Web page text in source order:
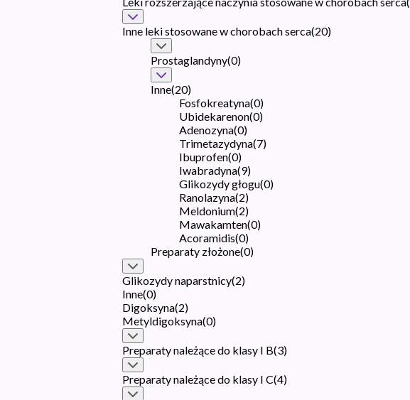
Inne leki stosowane w chorobach serca(20)
Prostaglandyny(0)
Inne(20)
Fosfokreatyna(0)
Ubidekarenon(0)
Adenozyna(0)
Trimetazydyna(7)
Ibuprofen(0)
Iwabradyna(9)
Glikozydy głogu(0)
Ranolazyna(2)
Meldonium(2)
Mawakamten(0)
Acoramidis(0)
Preparaty złożone(0)
Glikozydy naparstnicy(2)
Inne(0)
Digoksyna(2)
Metyldigoksyna(0)
Preparaty należące do klasy I B(3)
Preparaty należące do klasy I C(4)